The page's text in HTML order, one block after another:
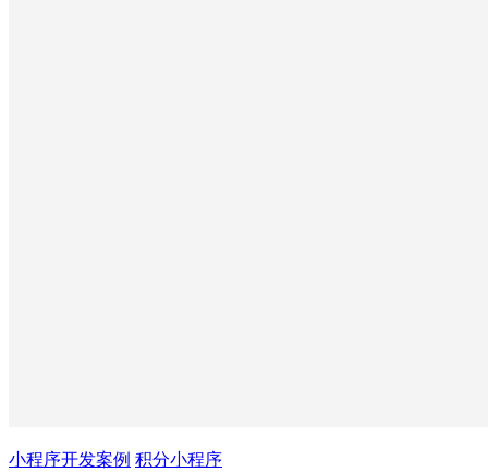
小程序开发案例 积分小程序